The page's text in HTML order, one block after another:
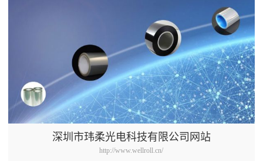
深圳市玮柔光电科技有限公司网站
http://www.wellroll.cn/